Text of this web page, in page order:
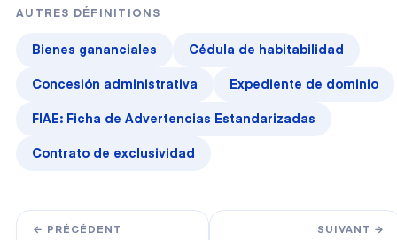
AUTRES DÉFINITIONS
Bienes gananciales Cédula de habitabilidad
Concesión administrativa Expediente de dominio
FIAE: Ficha de Advertencias Estandarizadas
Contrato de exclusividad
← PRÉCÉDENT SUIVANT →